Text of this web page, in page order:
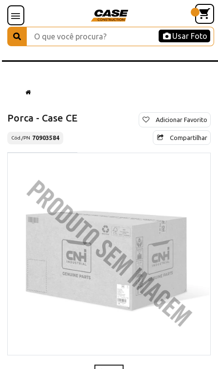
Usar Foto
Porca - Case CE
Cód./PN 70903584
Adicionar Favorito
Compartilhar